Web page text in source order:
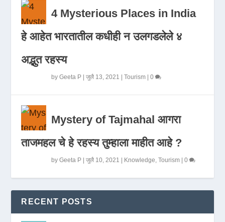
4 Mysterious Places in India
हे आहेत भारतातील कधीही न उलगडलेले ४
अद्भुत रहस्य
byGeeta P |जुलै 13, 2021 |Tourism |0
Mystery of Tajmahal आगरा
ताजमहल चे हे रहस्य तुम्हाला माहीत आहे ?
byGeeta P |जुलै 10, 2021 | Knowledge ,Tourism |0
RECENT POSTS